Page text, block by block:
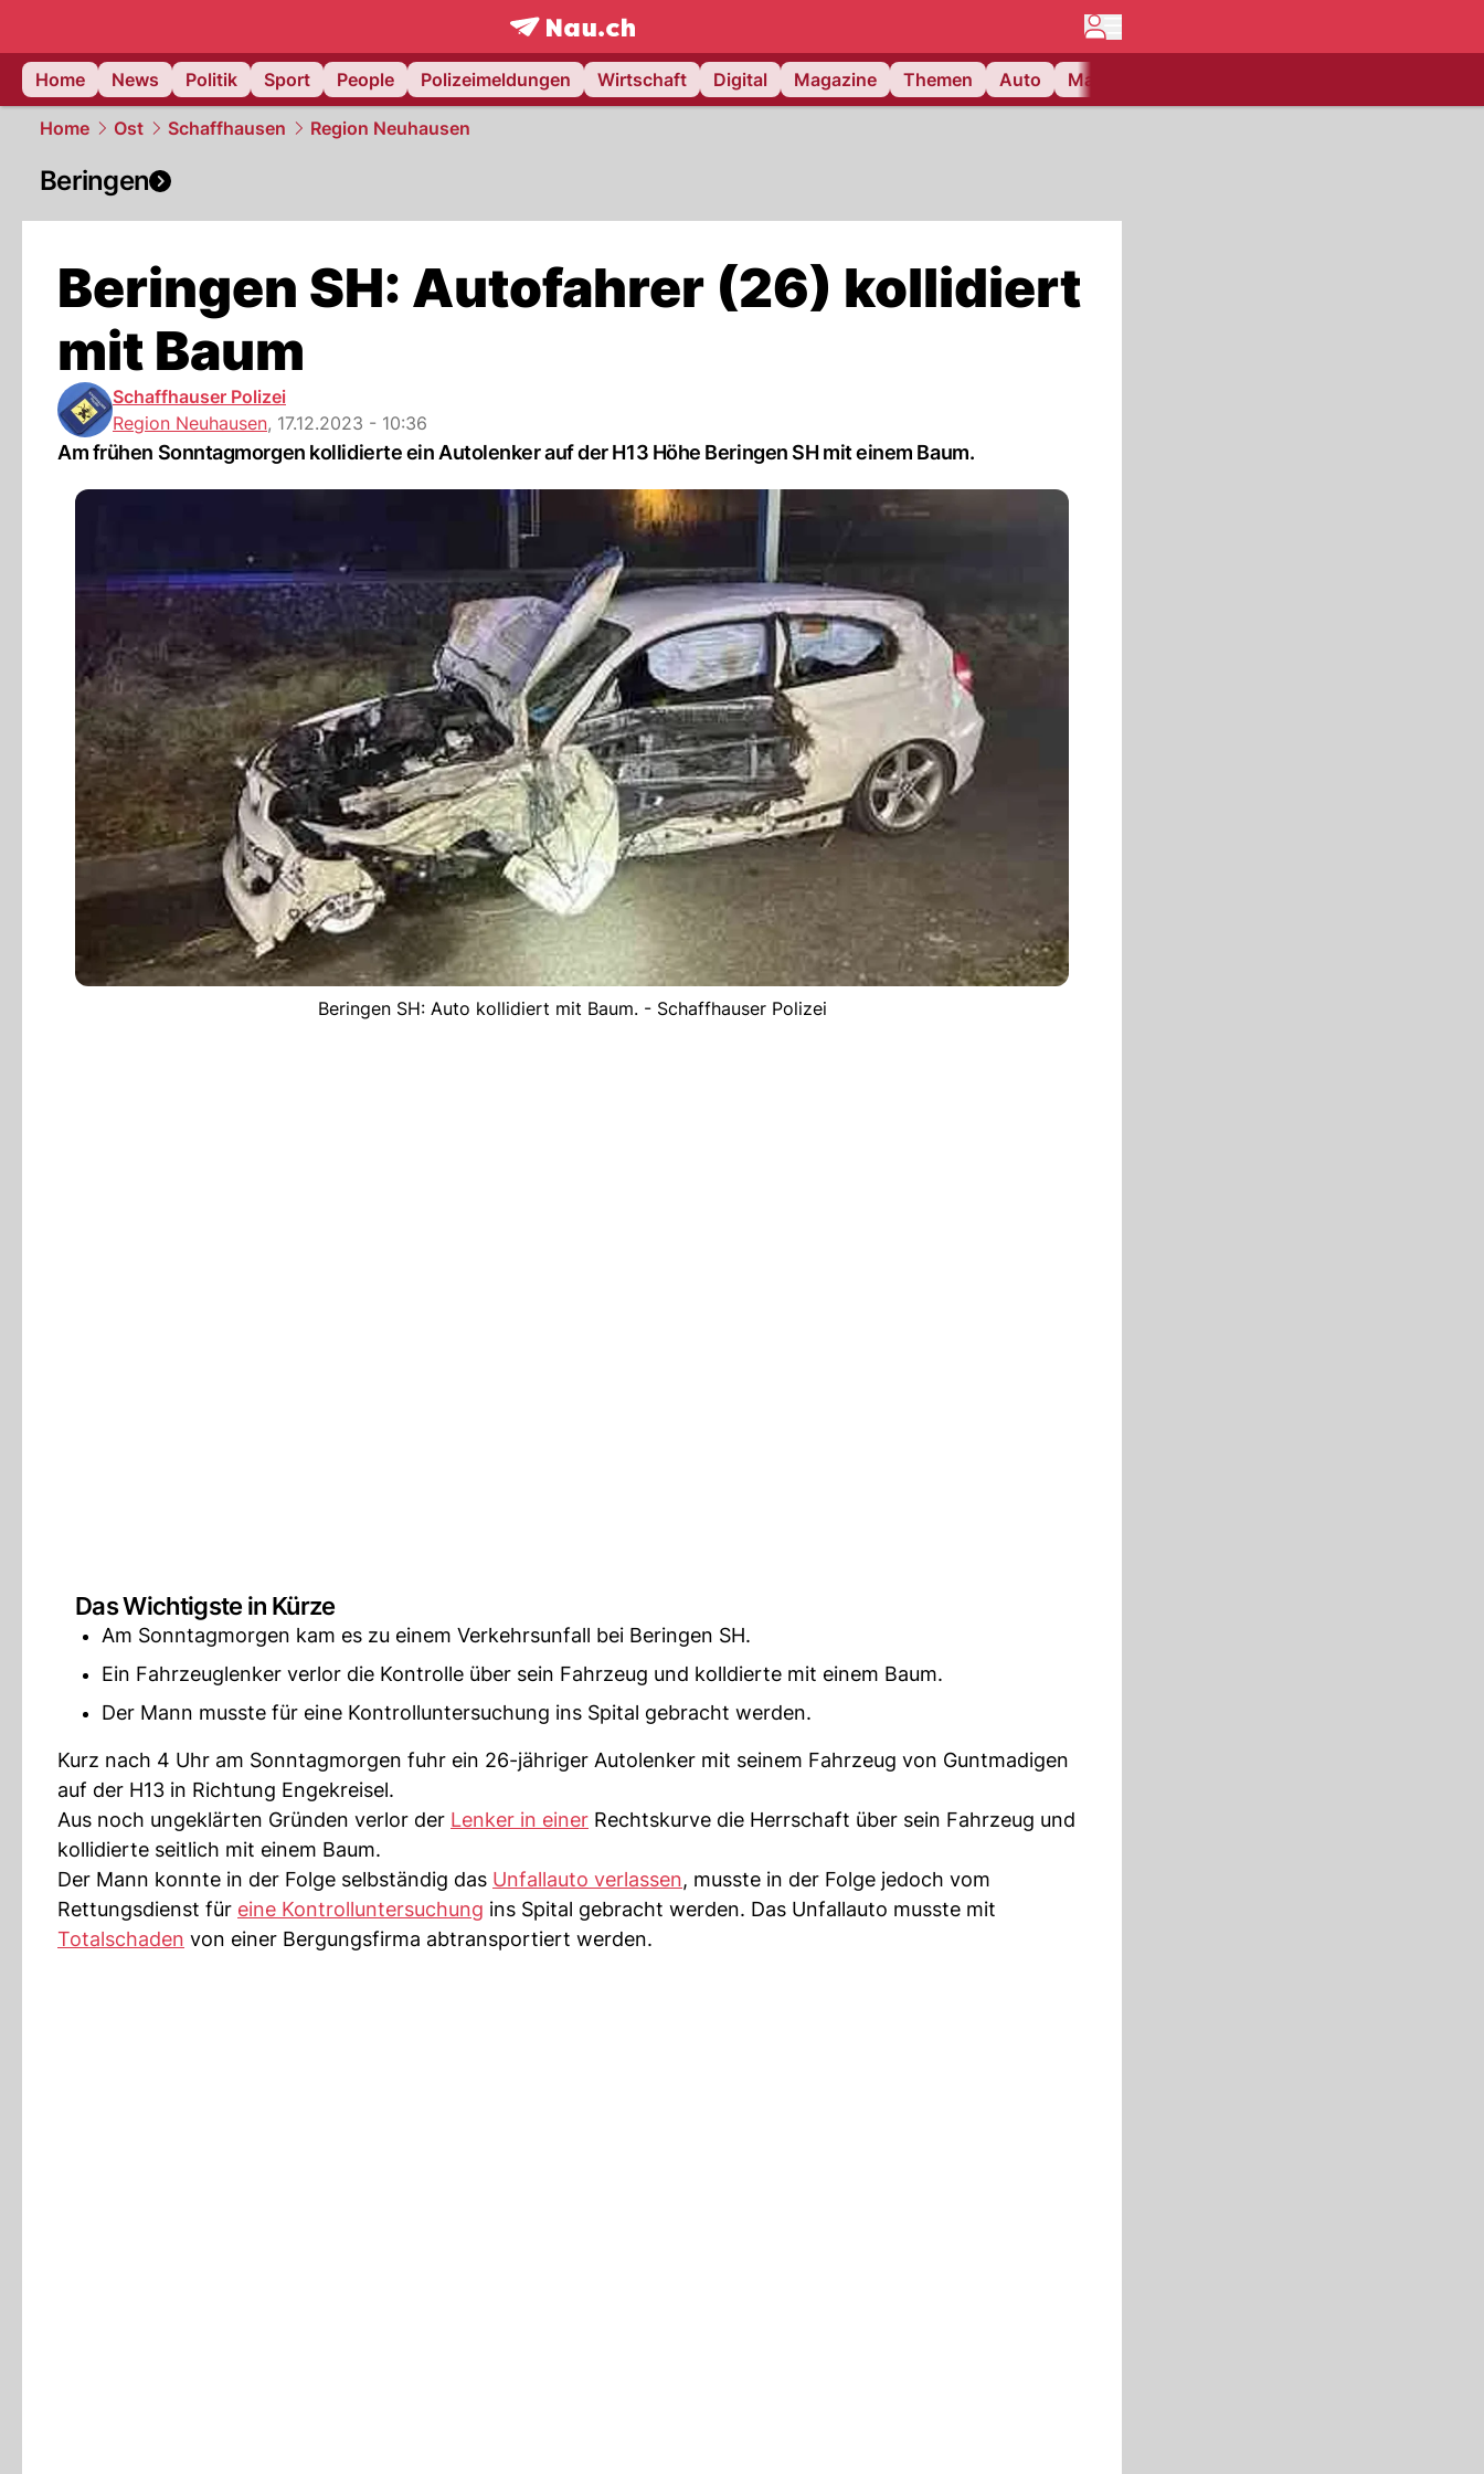
frontpage.NAU.ch
Home
News Politik Sport People Polizeimeldungen Wirtschaft Digital Magazine Themen Auto Matchcenter
Home Ost Schaffhausen Region Neuhausen
Beringen
Beringen SH: Autofahrer (26) kollidiert
mit Baum
Schaffhauser Polizei
Region Neuhausen, 17.12.2023 - 10:36
Am frühen Sonntagmorgen kollidierte ein Autolenker auf der H13 Höhe Beringen SH mit einem Baum.
Beringen SH: Auto kollidiert mit Baum. - Schaffhauser Polizei
Das Wichtigste in Kürze
Am Sonntagmorgen kam es zu einem Verkehrsunfall bei Beringen SH.
Ein Fahrzeuglenker verlor die Kontrolle über sein Fahrzeug und kolldierte mit einem Baum.
Der Mann musste für eine Kontrolluntersuchung ins Spital gebracht werden.
Kurz nach 4 Uhr am Sonntagmorgen fuhr ein 26-jähriger Autolenker mit seinem Fahrzeug von Guntmadigen
auf der H13 in Richtung Engekreisel.
Aus noch ungeklärten Gründen verlor der Lenker in einer Rechtskurve die Herrschaft über sein Fahrzeug und
kollidierte seitlich mit einem Baum.
Der Mann konnte in der Folge selbständig das Unfallauto verlassen, musste in der Folge jedoch vom
Rettungsdienst für eine Kontrolluntersuchung ins Spital gebracht werden. Das Unfallauto musste mit
Totalschaden von einer Bergungsfirma abtransportiert werden.